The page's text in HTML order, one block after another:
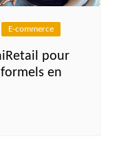
E-commerce
pour
en